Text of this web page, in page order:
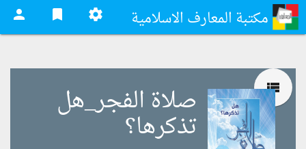
مكتبة المعارف الاسلامية settings
bookmark
person
view_list صلاة الفجر_هل
تذكرها؟